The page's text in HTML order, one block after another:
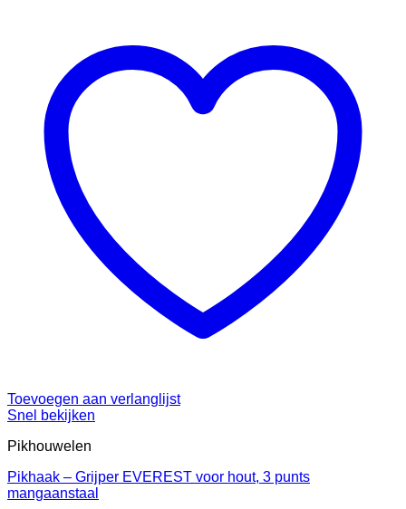
Toevoegen aan verlanglijst
Snel bekijken
Pikhouwelen
Pikhaak – Grijper EVEREST voor hout, 3 punts
mangaanstaal